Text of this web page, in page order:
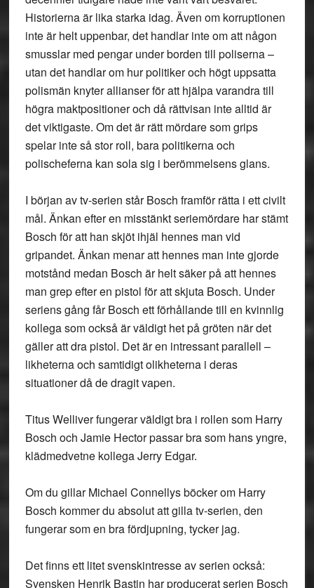
Historierna är lika starka idag. Även om korruptionen
inte är helt uppenbar, det handlar inte om att någon
smusslar med pengar under borden till poliserna –
utan det handlar om hur politiker och högt uppsatta
polismän knyter allianser för att hjälpa varandra till
högra maktpositioner och då rättvisan inte alltid är
det viktigaste. Om det är rätt mördare som grips
spelar inte så stor roll, bara politikerna och
polischeferna kan sola sig i berömmelsens glans.
I början av tv-serien står Bosch framför rätta i ett civilt
mål. Änkan efter en misstänkt seriemördare har stämt
Bosch för att han skjöt ihjäl hennes man vid
gripandet. Änkan menar att hennes man inte gjorde
motstånd medan Bosch är helt säker på att hennes
man grep efter en pistol för att skjuta Bosch. Under
seriens gång får Bosch ett förhållande till en kvinnlig
kollega som också är väldigt het på gröten när det
gäller att dra pistol. Det är en intressant parallell –
likheterna och samtidigt olikheterna i deras
situationer då de dragit vapen.
Titus Welliver fungerar väldigt bra i rollen som Harry
Bosch och Jamie Hector passar bra som hans yngre,
klädmedvetne kollega Jerry Edgar.
Om du gillar Michael Connellys böcker om Harry
Bosch kommer du absolut att gilla tv-serien, den
fungerar som en bra fördjupning, tycker jag.
Det finns ett litet svenskintresse av serien också:
Svensken Henrik Bastin har producerat serien Bosch